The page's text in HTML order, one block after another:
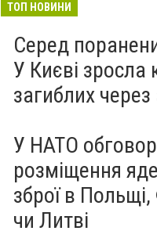
ТОП НОВИНИ
Серед
У Києві зросла
загиблих
У НАТО
розміщення
зброї в Польщі,
чи Литві